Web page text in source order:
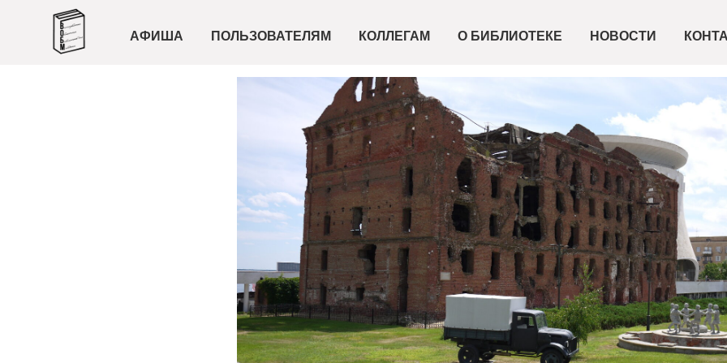
АФИША ПОЛЬЗОВАТЕЛЯМ КОЛЛЕГАМ О БИБЛИОТЕКЕ НОВОСТИ